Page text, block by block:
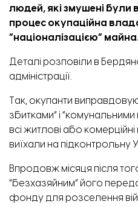
людей, які змушені були
процес окупаційна
“націоналізацією” майна.
Деталі розповіли в
адміністрації.
Так, окупанти
збитками” і
всі житлові або
виїхали на підконтрольну
Впродовж місяця після
“безхазяйним” його
фонду для розселення